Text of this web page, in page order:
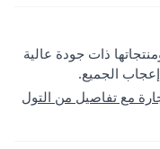
ذات جودة عالية
إعجاب الجميع.
مع تفاصيل من التول